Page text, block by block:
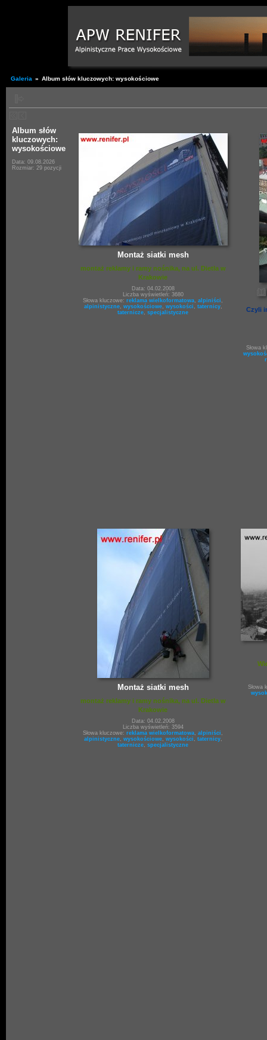
Galeria » Album słów kluczowych: wysokościowe
Album słów
kluczowych:
wysokościowe
Data: 09.08.2026
Rozmiar: 29 pozycji
Montaż siatki mesh
montaż reklamy i ramy nośnika, na ul. Dietla w
Krakowie
Data: 04.02.2008
Liczba wyświetleń: 3680
Słowa kluczowe:reklama wielkoformatowa,alpiniści ,
alpinistyczne, wysokościowe, wysokości , taternicy,
taternicze,specjalistyczne Czyli
Słowa
Montaż siatki mesh
montaż reklamy i ramy nośnika, na ul. Dietla w
Krakowie
Data: 04.02.2008
Liczba wyświetleń: 3594
Słowa kluczowe:reklama wielkoformatowa,alpiniści ,
alpinistyczne, wysokościowe, wysokości , taternicy,
taternicze,specjalistyczne
Słowa